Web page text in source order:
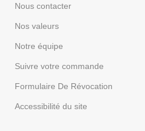
Nous contacter
Nos valeurs
Notre équipe
Suivre votre commande
Formulaire De Révocation
Accessibilité du site